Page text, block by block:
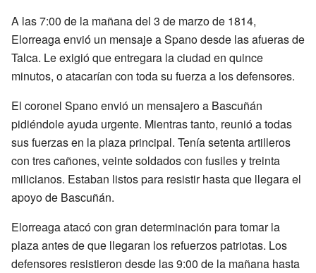
A las 7:00 de la mañana del 3 de marzo de 1814,
Elorreaga envió un mensaje a Spano desde las afueras de
Talca. Le exigió que entregara la ciudad en quince
minutos, o atacarían con toda su fuerza a los defensores.
El coronel Spano envió un mensajero a Bascuñán
pidiéndole ayuda urgente. Mientras tanto, reunió a todas
sus fuerzas en la plaza principal. Tenía setenta artilleros
con tres cañones, veinte soldados con fusiles y treinta
milicianos. Estaban listos para resistir hasta que llegara el
apoyo de Bascuñán.
Elorreaga atacó con gran determinación para tomar la
plaza antes de que llegaran los refuerzos patriotas. Los
defensores resistieron desde las 9:00 de la mañana hasta